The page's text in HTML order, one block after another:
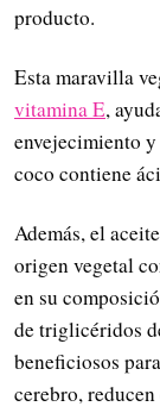
producto.
Esta maravilla
vitamina E,
envejecimiento
coco contiene
Además, el
origen vegetal
en su
de triglicéridos
beneficiosos
cerebro,